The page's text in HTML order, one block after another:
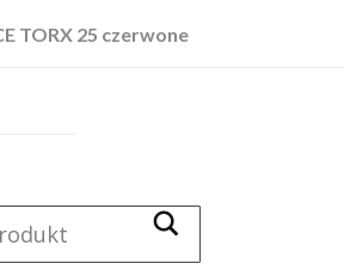
TORX 25 czerwone